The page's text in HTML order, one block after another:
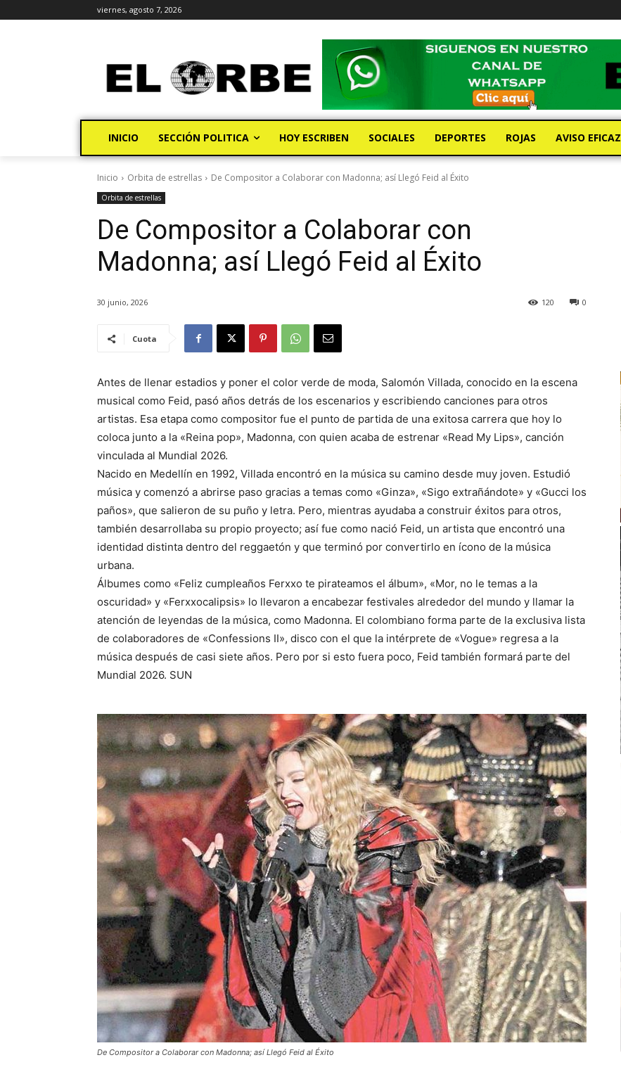
viernes, agosto 7, 2026
INICIO SECCIÓN POLITICA HOY ESCRIBEN SOCIALES DEPORTES ROJAS AVISO EFICAZ
Inicio Orbita de estrellas De Compositor a Colaborar con Madonna; así Llegó Feid al Éxito
Orbita de estrellas
De Compositor a Colaborar con
Madonna; así Llegó Feid al Éxito
30 junio, 2026 0
120
Cuota
Antes de llenar estadios y poner el color verde de moda, Salomón Villada, conocido en la escena
musical como Feid, pasó años detrás de los escenarios y escribiendo canciones para otros
artistas. Esa etapa como compositor fue el punto de partida de una exitosa carrera que hoy lo
coloca junto a la «Reina pop», Madonna, con quien acaba de estrenar «Read My Lips», canción
vinculada al Mundial 2026.
Nacido en Medellín en 1992, Villada encontró en la música su camino desde muy joven. Estudió
música y comenzó a abrirse paso gracias a temas como «Ginza», «Sigo extrañándote» y «Gucci los
paños», que salieron de su puño y letra. Pero, mientras ayudaba a construir éxitos para otros,
también desarrollaba su propio proyecto; así fue como nació Feid, un artista que encontró una
identidad distinta dentro del reggaetón y que terminó por convertirlo en ícono de la música
urbana.
Álbumes como «Feliz cumpleaños Ferxxo te pirateamos el álbum», «Mor, no le temas a la
oscuridad» y «Ferxxocalipsis» lo llevaron a encabezar festivales alrededor del mundo y llamar la
atención de leyendas de la música, como Madonna. El colombiano forma parte de la exclusiva lista
de colaboradores de «Confessions II», disco con el que la intérprete de «Vogue» regresa a la
música después de casi siete años. Pero por si esto fuera poco, Feid también formará parte del
Mundial 2026. SUN
De Compositor a Colaborar con Madonna; así Llegó Feid al Éxito